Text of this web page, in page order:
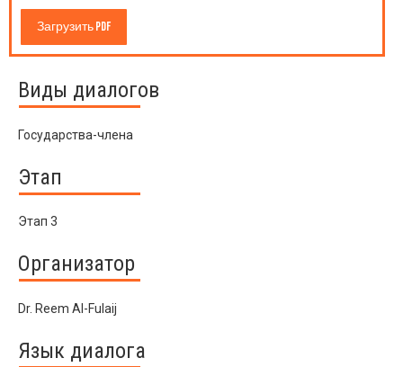
Загрузить PDF
Виды диалогов
Государства-члена
Этап
Этап 3
Организатор
Dr. Reem Al-Fulaij
Язык диалога